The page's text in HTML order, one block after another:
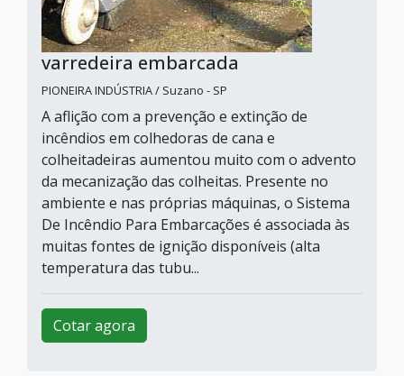
varredeira embarcada
PIONEIRA INDÚSTRIA / Suzano - SP
A aflição com a prevenção e extinção de
incêndios em colhedoras de cana e
colheitadeiras aumentou muito com o advento
da mecanização das colheitas. Presente no
ambiente e nas próprias máquinas, o Sistema
De Incêndio Para Embarcações é associada às
muitas fontes de ignição disponíveis (alta
temperatura das tubu...
Cotar agora